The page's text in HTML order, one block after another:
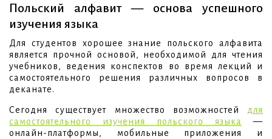
Польский алфавит — основа успешного
изучения языка
Для студентов хорошее знание польского алфавита
является прочной основой, необходимой для чтения
учебников, ведения конспектов во время лекций и
самостоятельного решения различных вопросов в
деканате.
Сегодня существует множество возможностей для
самостоятельного изучения польского языка
—
онлайн-платформы, мобильные приложения и